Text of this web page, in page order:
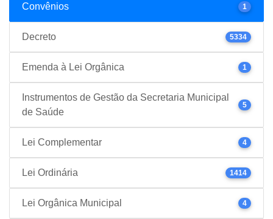
Convênios 1
Decreto 5334
Emenda à Lei Orgânica 1
Instrumentos de Gestão da Secretaria Municipal
de Saúde
5
Lei Complementar 4
Lei Ordinária 1414
Lei Orgânica Municipal 4